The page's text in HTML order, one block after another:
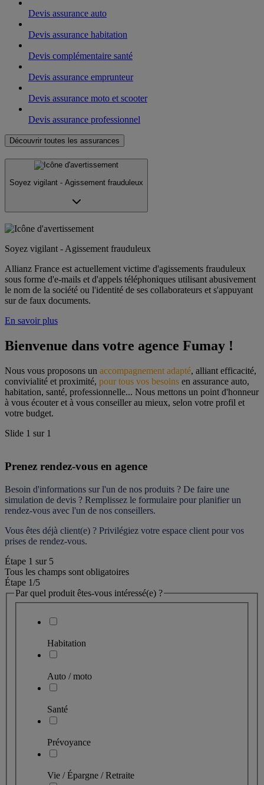
Devis assurance auto
Devis assurance habitation
Devis complémentaire santé
Devis assurance emprunteur
Devis assurance moto et scooter
Devis assurance professionnel
Découvrir toutes les assurances
Soyez vigilant - Agissement frauduleux
Soyez vigilant - Agissement frauduleux
Allianz France est actuellement victime d'agissements frauduleux
sous forme d'e-mails et d'appels téléphoniques utilisant abusivement
le nom de la société ou l'identité de ses collaborateurs et s'appuyant
sur de faux documents.
En savoir plus
Bienvenue dans votre agence Fumay !
Nous vous proposons un accompagnement adapté, alliant efficacité,
convivialité et proximité, pour tous vos besoins en assurance auto,
habitation, santé, professionnelle... Nous mettons un point d'honneur
à vous écouter et à vous conseiller au mieux, selon votre profil et
votre budget.
Slide 1 sur 1
Prenez rendez-vous en agence
Besoin d'informations sur l'un de nos produits ? De faire une
simulation de devis ? Remplissez le formulaire pour planifier un
rendez-vous avec l'un de nos conseillers.
Vous êtes déjà client(e) ? Privilégiez votre espace client pour vos
prises de rendez-vous.
Étape 1 sur 5
Tous les champs sont obligatoires
Étape 1/5
Par quel produit êtes-vous intéressé(e) ?
Habitation
Auto / moto
Santé
Prévoyance
Vie / Épargne / Retraite